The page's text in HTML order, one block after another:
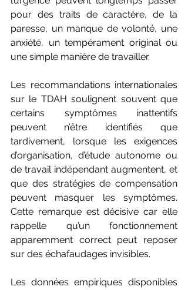
pour des traits de caractère, de la
paresse, un manque de volonté, une
anxiété, un tempérament original ou
une simple manière de travailler.
Les recommandations internationales
sur le TDAH soulignent souvent que
certains symptômes inattentifs
peuvent n’être identifiés que
tardivement, lorsque les exigences
d’organisation, d’étude autonome ou
de travail indépendant augmentent, et
que des stratégies de compensation
peuvent masquer les symptômes.
Cette remarque est décisive car elle
rappelle qu’un fonctionnement
apparemment correct peut reposer
sur des échafaudages invisibles.
Les données empiriques disponibles